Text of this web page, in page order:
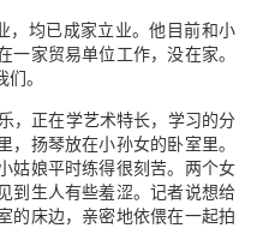
，均已成家立业。他目前和小
家贸易单位工作，没在家。
。
，正在学艺术特长，学习的分
扬琴放在小孙女的卧室里。
姑娘平时练得很刻苦。两个女
到生人有些羞涩。记者说想给
的床边，亲密地依偎在一起拍